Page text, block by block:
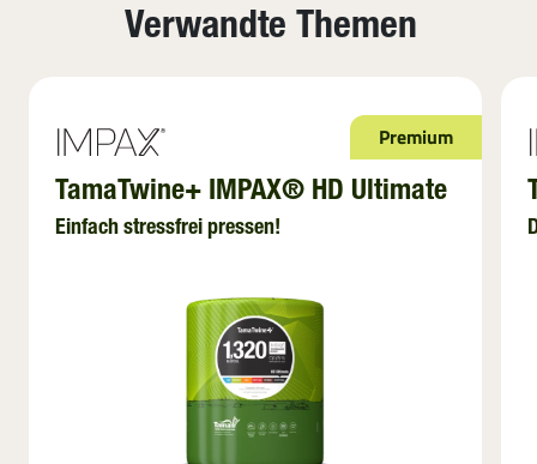
Verwandte Themen
Premium
TamaTwine+ IMPAX® HD Ultimate
Einfach stressfrei pressen!